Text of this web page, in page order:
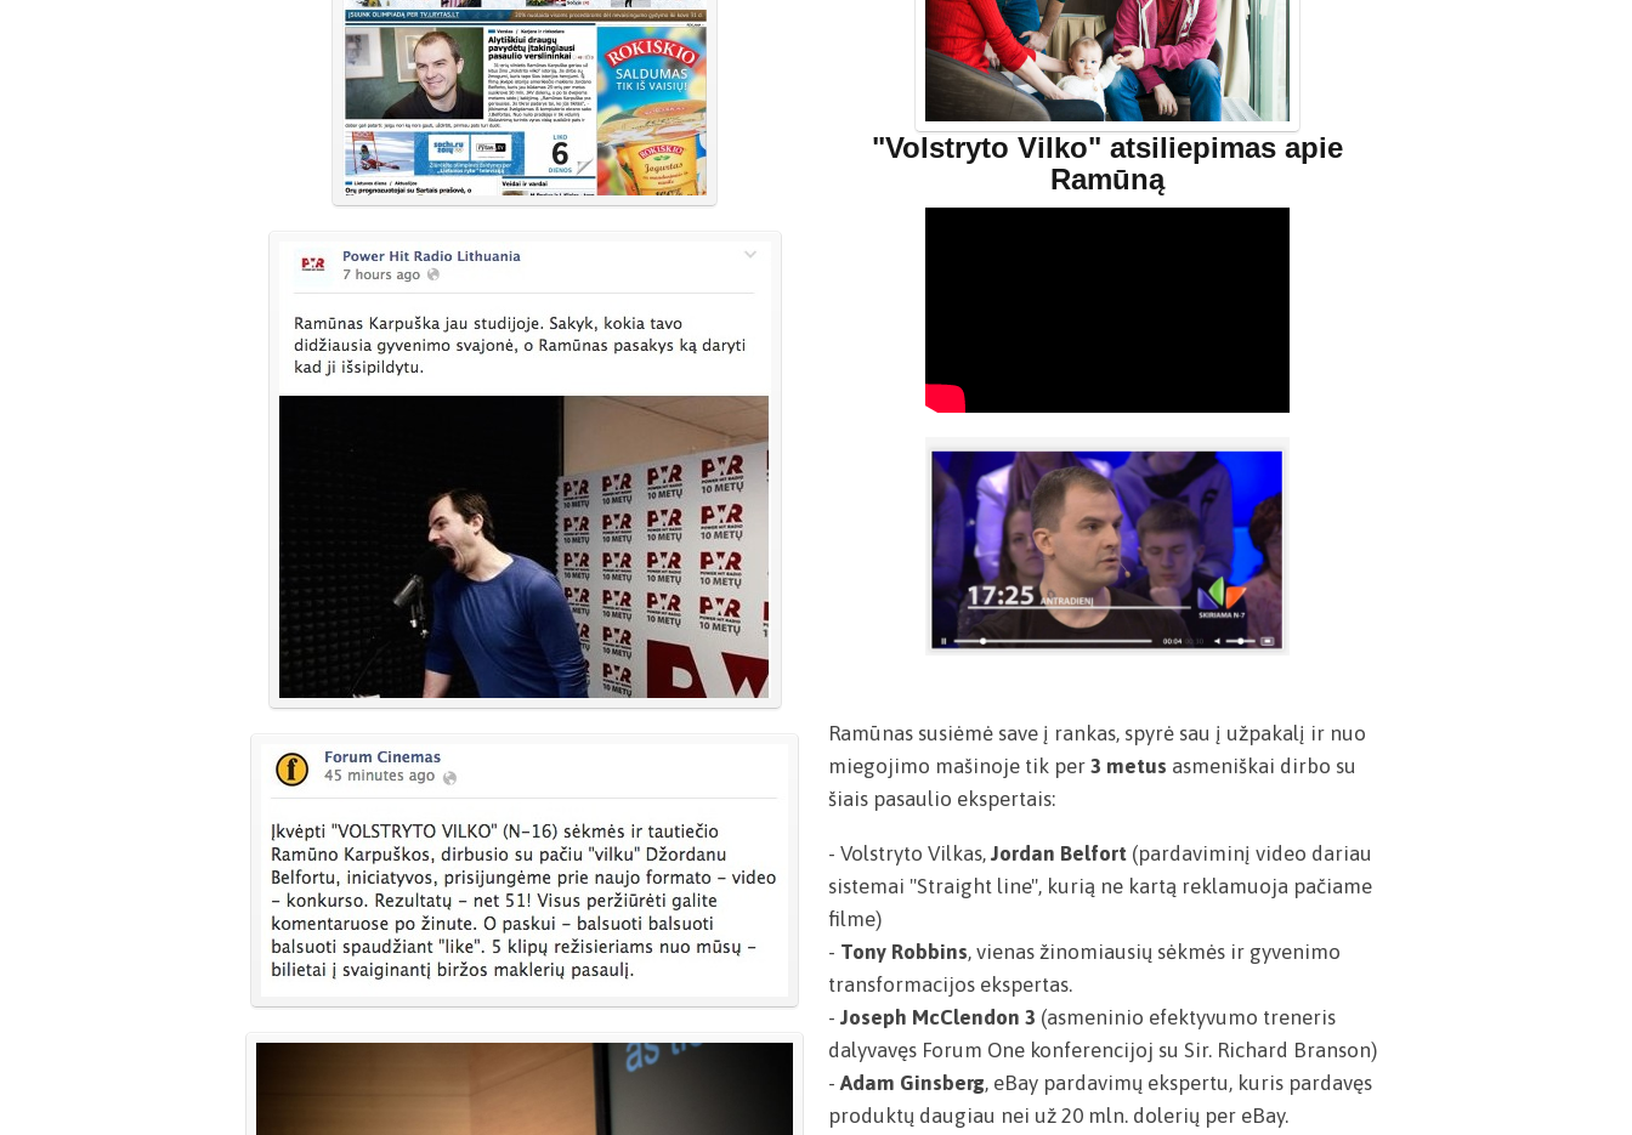
"Volstryto Vilko" atsiliepimas apie
Ramūną
Ramūnas susiėmė save į rankas, spyrė sau į užpakalį ir nuo
miegojimo mašinoje tik per 3 metus asmeniškai dirbo su
šiais pasaulio ekspertais:
- Volstryto Vilkas, Jordan Belfort (pardaviminį video dariau
sistemai "Straight line", kurią ne kartą reklamuoja pačiame
filme)
- Tony Robbins, vienas žinomiausių sėkmės ir gyvenimo
transformacijos ekspertas.
- Joseph McClendon 3 (asmeninio efektyvumo treneris
dalyvavęs Forum One konferencijoj su Sir. Richard Branson)
-Adam Ginsberg, eBay pardavimų ekspertu, kuris pardavęs
produktų daugiau nei už 20 mln. dolerių per eBay.